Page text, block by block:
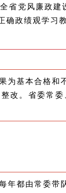
省党风廉政
确政绩观学习
为基本合格
改。省委常
年都由常委